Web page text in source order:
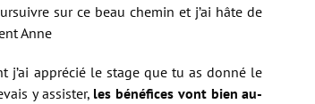
sur ce beau chemin et j’ai hâte de
Anne
apprécié le stage que tu as donné le
y assister, les bénéfices vont bien au-